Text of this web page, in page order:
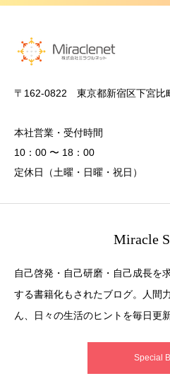
〒162-0822 東京都新宿区下宮比
本社営業・受付時間
10：00 〜 18：00
定休日（土曜・日曜・祝日）
Miracle
自己啓発・自己研磨・自己成長を
する書籍化もされたブログ。人間
ん、日々の生活のヒントを毎日更新
Special